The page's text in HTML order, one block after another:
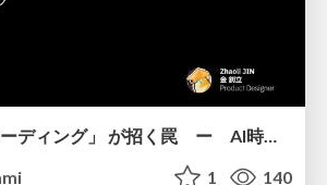
「親切なオンボーディング」 が招く罠 ー AI時代のUXデザイン
1 140